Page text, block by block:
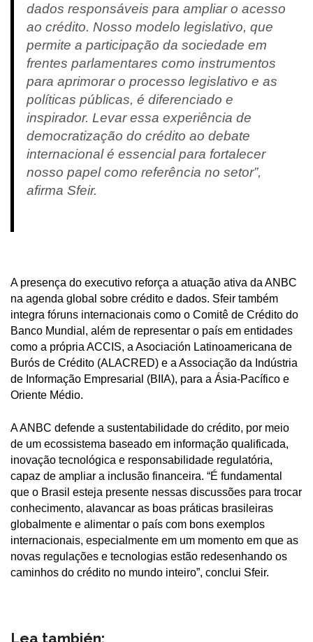
dados responsáveis para ampliar o acesso
ao crédito. Nosso modelo legislativo, que
permite a participação da sociedade em
frentes parlamentares como instrumentos
para aprimorar o processo legislativo e as
políticas públicas, é diferenciado e
inspirador. Levar essa experiência de
democratização do crédito ao debate
internacional é essencial para fortalecer
nosso papel como referência no setor”,
afirma Sfeir.
A presença do executivo reforça a atuação ativa da ANBC
na agenda global sobre crédito e dados. Sfeir também
integra fóruns internacionais como o Comitê de Crédito do
Banco Mundial, além de representar o país em entidades
como a própria ACCIS, a Asociación Latinoamericana de
Burós de Crédito (ALACRED) e a Associação da Indústria
de Informação Empresarial (BIIA), para a Ásia-Pacífico e
Oriente Médio.
A ANBC defende a sustentabilidade do crédito, por meio
de um ecossistema baseado em informação qualificada,
inovação tecnológica e responsabilidade regulatória,
capaz de ampliar a inclusão financeira. “É fundamental
que o Brasil esteja presente nessas discussões para trocar
conhecimento, alavancar as boas práticas brasileiras
globalmente e alimentar o país com bons exemplos
internacionais, especialmente em um momento em que as
novas regulações e tecnologias estão redesenhando os
caminhos do crédito no mundo inteiro”, conclui Sfeir.
Lea también: